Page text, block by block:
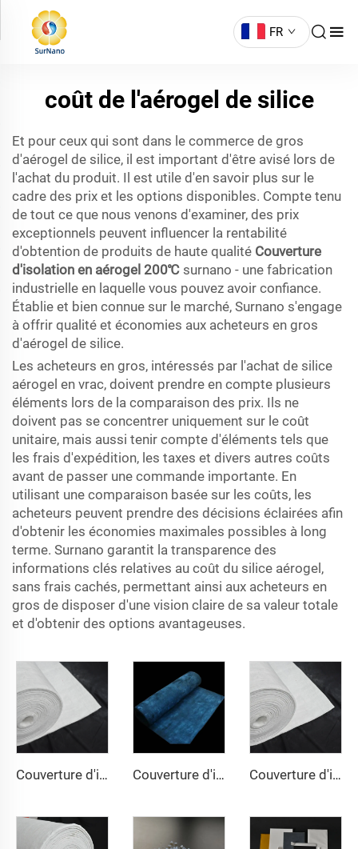
FR
coût de l'aérogel de silice
Et pour ceux qui sont dans le commerce de gros
d'aérogel de silice, il est important d'être avisé lors de
l'achat du produit. Il est utile d'en savoir plus sur le
cadre des prix et les options disponibles. Compte tenu
de tout ce que nous venons d'examiner, des prix
exceptionnels peuvent influencer la rentabilité
d'obtention de produits de haute qualité Couverture
d'isolation en aérogel 200℃ surnano - une fabrication
industrielle en laquelle vous pouvez avoir confiance.
Établie et bien connue sur le marché, Surnano s'engage
à offrir qualité et économies aux acheteurs en gros
d'aérogel de silice.
Les acheteurs en gros, intéressés par l'achat de silice
aérogel en vrac, doivent prendre en compte plusieurs
éléments lors de la comparaison des prix. Ils ne
doivent pas se concentrer uniquement sur le coût
unitaire, mais aussi tenir compte d'éléments tels que
les frais d'expédition, les taxes et divers autres coûts
avant de passer une commande importante. En
utilisant une comparaison basée sur les coûts, les
acheteurs peuvent prendre des décisions éclairées afin
d'obtenir les économies maximales possibles à long
terme. Surnano garantit la transparence des
informations clés relatives au coût du silice aérogel,
sans frais cachés, permettant ainsi aux acheteurs en
gros de disposer d'une vision claire de sa valeur totale
et d'obtenir des options avantageuses.
Couverture d'isolation en aérogel 200℃ Couverture d'isolation en aérogel 350℃ Couverture d'isolation en aérogel 650℃